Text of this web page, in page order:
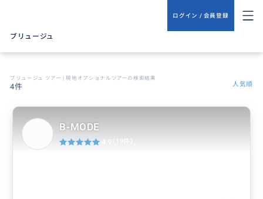
ログイン / 会員登録
ブリュージュ
ブリュージュ ツアー | 現地オプショナルツアーの検索結果
4件 人気順
B-MODE
4.9 (19件)